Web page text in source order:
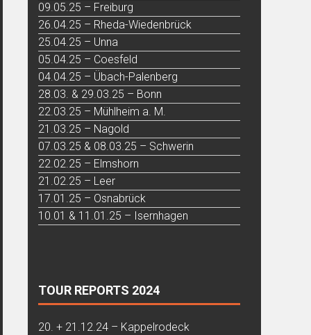
09.05.25 – Freiburg
26.04.25 – Rheda-Wiedenbrück
25.04.25 – Unna
05.04.25 – Coesfeld
04.04.25 – Übach-Palenberg
28.03. & 29.03.25 – Bonn
22.03.25 – Mühlheim a. M.
21.03.25 – Nagold
07.03.25 & 08.03.25 – Schwerin
22.02.25 – Elmshorn
21.02.25 – Leer
17.01.25 – Osnabrück
10.01 & 11.01.25 – Isernhagen
TOUR REPORTS 2024
20. + 21.12.24 – Kappelrodeck